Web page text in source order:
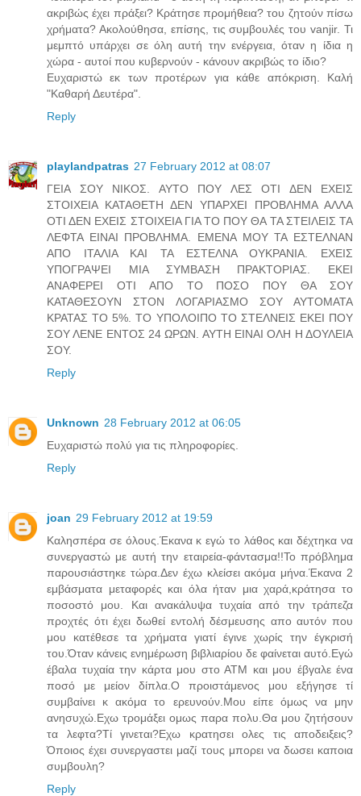
ακριβώς έχει πράξει? Κράτησε προμήθεια? του ζητούν πίσω
χρήματα? Ακολούθησα, επίσης, τις συμβουλές του vanjir. Τι
μεμπτό υπάρχει σε όλη αυτή την ενέργεια, όταν η ίδια η
χώρα - αυτοί που κυβερνούν - κάνουν ακριβώς το ίδιο?
Ευχαριστώ εκ των προτέρων για κάθε απόκριση. Καλή
"Καθαρή Δευτέρα".
Reply
playlandpatras 27 February 2012 at 08:07
ΓΕΙΑ ΣΟΥ ΝΙΚΟΣ. ΑΥΤΟ ΠΟΥ ΛΕΣ ΟΤΙ ΔΕΝ ΕΧΕΙΣ
ΣΤΟΙΧΕΙΑ ΚΑΤΑΘΕΤΗ ΔΕΝ ΥΠΑΡΧΕΙ ΠΡΟΒΛΗΜΑ ΑΛΛΑ
ΟΤΙ ΔΕΝ ΕΧΕΙΣ ΣΤΟΙΧΕΙΑ ΓΙΑ ΤΟ ΠΟΥ ΘΑ ΤΑ ΣΤΕΙΛΕΙΣ ΤΑ
ΛΕΦΤΑ ΕΙΝΑΙ ΠΡΟΒΛΗΜΑ. ΕΜΕΝΑ ΜΟΥ ΤΑ ΕΣΤΕΛΝΑΝ
ΑΠΟ ΙΤΑΛΙΑ ΚΑΙ ΤΑ ΕΣΤΕΛΝΑ ΟΥΚΡΑΝΙΑ. ΕΧΕΙΣ
ΥΠΟΓΡΑΨΕΙ ΜΙΑ ΣΥΜΒΑΣΗ ΠΡΑΚΤΟΡΙΑΣ. ΕΚΕΙ
ΑΝΑΦΕΡΕΙ ΟΤΙ ΑΠΟ ΤΟ ΠΟΣΟ ΠΟΥ ΘΑ ΣΟΥ
ΚΑΤΑΘΕΣΟΥΝ ΣΤΟΝ ΛΟΓΑΡΙΑΣΜΟ ΣΟΥ ΑΥΤΟΜΑΤΑ
ΚΡΑΤΑΣ ΤΟ 5%. ΤΟ ΥΠΟΛΟΙΠΟ ΤΟ ΣΤΕΛΝΕΙΣ ΕΚΕΙ ΠΟΥ
ΣΟΥ ΛΕΝΕ ΕΝΤΟΣ 24 ΩΡΩΝ. ΑΥΤΗ ΕΙΝΑΙ ΟΛΗ Η ΔΟΥΛΕΙΑ
ΣΟΥ.
Reply
Unknown 28 February 2012 at 06:05
Ευχαριστώ πολύ για τις πληροφορίες.
Reply
joan 29 February 2012 at 19:59
Καλησπέρα σε όλους.Έκανα κ εγώ το λάθος και δέχτηκα να
συνεργαστώ με αυτή την εταιρεία-φάντασμα!!Το πρόβλημα
παρουσιάστηκε τώρα.Δεν έχω κλείσει ακόμα μήνα.Έκανα 2
εμβάσματα μεταφορές και όλα ήταν μια χαρά,κράτησα το
ποσοστό μου. Και ανακάλυψα τυχαία από την τράπεζα
προχτές ότι έχει δωθεί εντολή δέσμευσης απο αυτόν που
μου κατέθεσε τα χρήματα γιατί έγινε χωρίς την έγκρισή
του.Όταν κάνεις ενημέρωση βιβλιαρίου δε φαίνεται αυτό.Εγώ
έβαλα τυχαία την κάρτα μου στο ΑΤΜ και μου έβγαλε ένα
ποσό με μείον δίπλα.Ο προιστάμενος μου εξήγησε τί
συμβαίνει κ ακόμα το ερευνούν.Μου είπε όμως να μην
ανησυχώ.Εχω τρομάξει ομως παρα πολυ.Θα μου ζητήσουν
τα λεφτα?Τί γινεται?Εχω κρατησει ολες τις αποδειξεις?
Όποιος έχει συνεργαστει μαζί τους μπορει να δωσει καποια
συμβουλη?
Reply